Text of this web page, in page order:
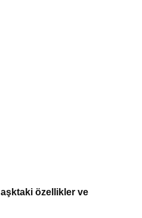
aşktaki özellikler ve